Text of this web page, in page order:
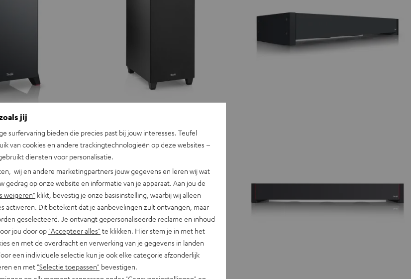
jij
surfervaring bieden die precies past bij jouw interesses. Teufel
van cookies en andere trackingtechnologieën op deze websites –
diensten voor personalisatie.
wij en andere marketingpartners jouw gegevens en leren wij wat
gedrag op onze website en informatie van je apparaat. Aan jou de
weigeren" klikt, bevestig je onze basisinstelling, waarbij wij alleen
activeren. Dit betekent dat je aanbevelingen zult ontvangen, maar
geselecteerd. Je ontvangt gepersonaliseerde reclame en inhoud
jou door op "Accepteer alles" te klikken. Hier stem je in met het
en met de overdracht en verwerking van je gegevens in landen
een individuele selectie kun je ook elke categorie afzonderlijk
en met "Selectie toepassen" bevestigen.